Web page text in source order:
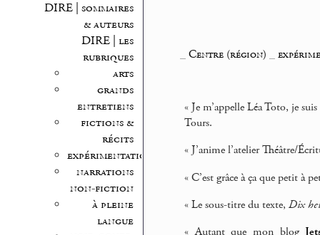
DIRE | sommaires
& auteurs
DIRE | les
rubriques
arts
grands
entretiens
fictions &
récits
expérimentation
narrations
non-fiction
à pleine
langue
Centre (région)
« Je m’appelle Léa Toto, je
Tours.
« J’anime l’atelier Théâtre/
« C’est grâce à ça que petit à
« Le sous-titre du texte, Dix
« Autant que mon blog